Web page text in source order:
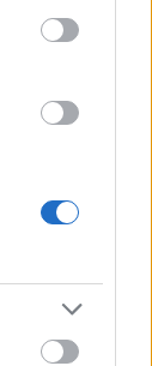
Žeizbira
več kofeina
Za
pekočega